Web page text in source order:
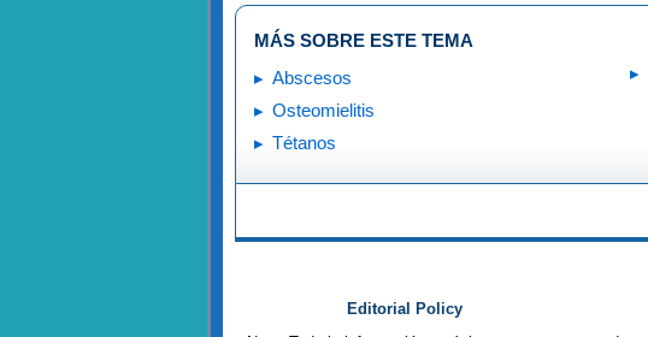
MÁS SOBRE ESTE TEMA
Abscesos
Osteomielitis
Tétanos
Editorial Policy